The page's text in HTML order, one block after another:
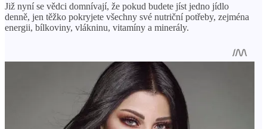
Již nyní se vědci domnívají, že pokud budete jíst jedno jídlo
denně, jen těžko pokryjete všechny své nutriční potřeby, zejména
energii, bílkoviny, vlákninu, vitamíny a minerály.